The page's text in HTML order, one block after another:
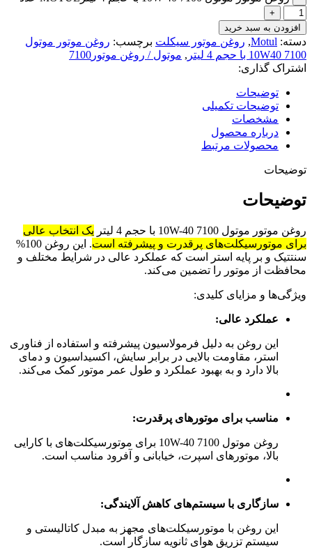
افزودن به سبد خرید
دسته: Motul
, روغن موتور سیکلت برچسب: روغن موتور موتول
7100 10W40 با حجم 4 لیتر
, موتول / روغن موتور7100
اشتراک گذاری:
توضیحات
توضیحات تکمیلی
مشخصات
درباره محصول
محصولات مرتبط
توضیحات
توضیحات
روغن موتور موتول 7100 10W-40 با حجم 4 لیتر
یک انتخاب عالی
برای موتورسیکلت‌های پرقدرت و پیشرفته است.
این روغن 100%
سنتتیک و بر پایه استر است که عملکرد عالی در شرایط مختلف و
محافظت از موتور را تضمین می‌کند.
ویژگی‌ها و مزایای کلیدی:
عملکرد عالی:
این روغن به دلیل فرمولاسیون پیشرفته و استفاده از فناوری
استر، مقاومت بالایی در برابر سایش، اکسیداسیون و دمای
بالا دارد و به بهبود عملکرد و طول عمر موتور کمک می‌کند.
مناسب برای موتورهای پرقدرت:
روغن موتول 7100 10W-40 برای موتورسیکلت‌های با کارایی
بالا، موتورهای اسپرت، خیابانی و آفرود مناسب است.
سازگاری با سیستم‌های کاهش آلایندگی:
این روغن با موتورسیکلت‌های مجهز به مبدل کاتالیستی و
سیستم تزریق هوای ثانویه سازگار است.